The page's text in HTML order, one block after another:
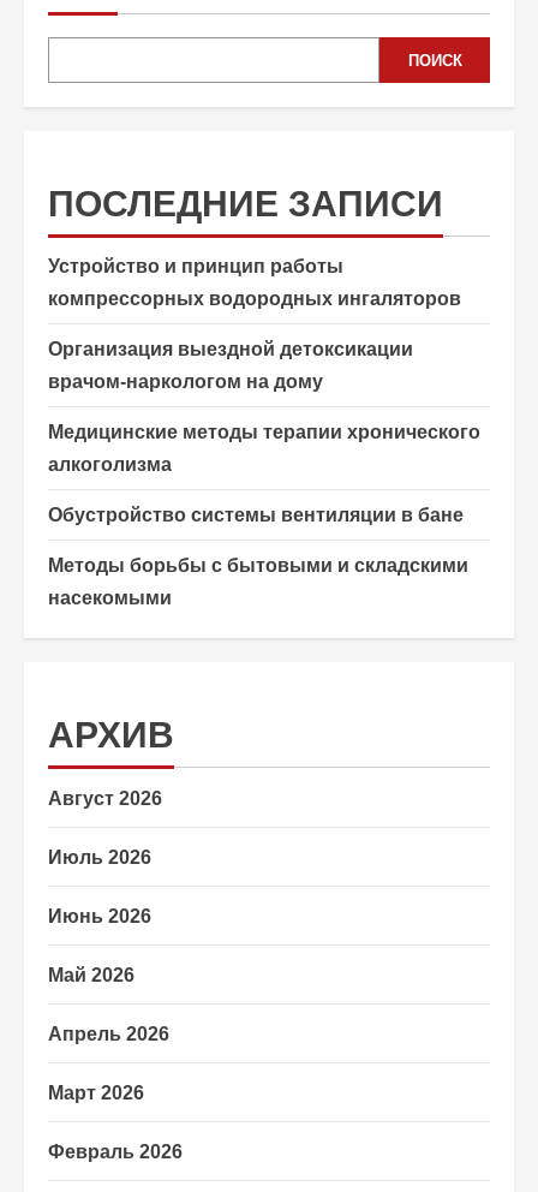
ПОИСК
ПОСЛЕДНИЕ ЗАПИСИ
Устройство и принцип работы
компрессорных водородных ингаляторов
Организация выездной детоксикации
врачом-наркологом на дому
Медицинские методы терапии хронического
алкоголизма
Обустройство системы вентиляции в бане
Методы борьбы с бытовыми и складскими
насекомыми
АРХИВ
Август 2026
Июль 2026
Июнь 2026
Май 2026
Апрель 2026
Март 2026
Февраль 2026